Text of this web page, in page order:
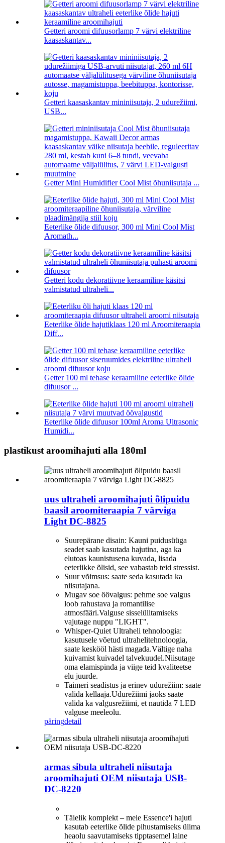
Getteri aroomi difuusorlamp 7 värvi elektriline
kaasaskantav...
Getteri kaasaskantav mininiisutaja, 2 udurežiimi,
USB...
Getter Mini Humidifier Cool Mist õhuniisutaja ...
Eeterlike õlide difuusor, 300 ml Mini Cool Mist
Aromath...
Getteri kodu dekoratiivne keraamiline käsitsi
valmistatud ultraheli...
Eeterlike õlide hajutiklaas 120 ml Aroomiteraapia
Diff...
Getter 100 ml tehase keraamiline eeterlike õlide
difuusor ...
Eeterlike õlide difuusor 100ml Aroma Ultrasonic
Humidi...
plastikust aroomihajuti alla 180ml
uus ultraheli aroomihajuti õlipuidu
baasil aroomiteraapia 7 värviga
Light DC-8825
Suurepärane disain: Kauni puidusüüga
seadet saab kasutada hajutina, aga ka
elutoas kaunistusena kuvada, lisada
eeterlikke õlisid, see vabastab teid stressist.
Suur võimsus: saate seda kasutada ka
niisutajana.
Mugav soe öövalgus: pehme soe valgus
loob rahustava ja romantilise
atmosfääri.Valguse sisselülitamiseks
vajutage nuppu "LIGHT".
Whisper-Quiet Ultraheli tehnoloogia:
kasutusele võetud ultrahelitehnoloogia,
saate keskööl hästi magada.Vältige naha
kuivamist kuivadel talvekuudel.Niisutage
oma elamispinda ja viige teid kvaliteetse
elu juurde.
Taimeri seadistus ja erinev udurežiim: saate
valida kellaaja.Udurežiimi jaoks saate
valida ka valgusrežiimi, et nautida 7 LED
valguse meeleolu.
päringdetail
armas sibula ultraheli niisutaja
aroomihajuti OEM niisutaja USB-
DC-8220
Täielik komplekt – meie Essence'i hajuti
kasutab eeterlike õlide pihustamiseks ülima
heaolu saavutamiseks tipptasemel laine